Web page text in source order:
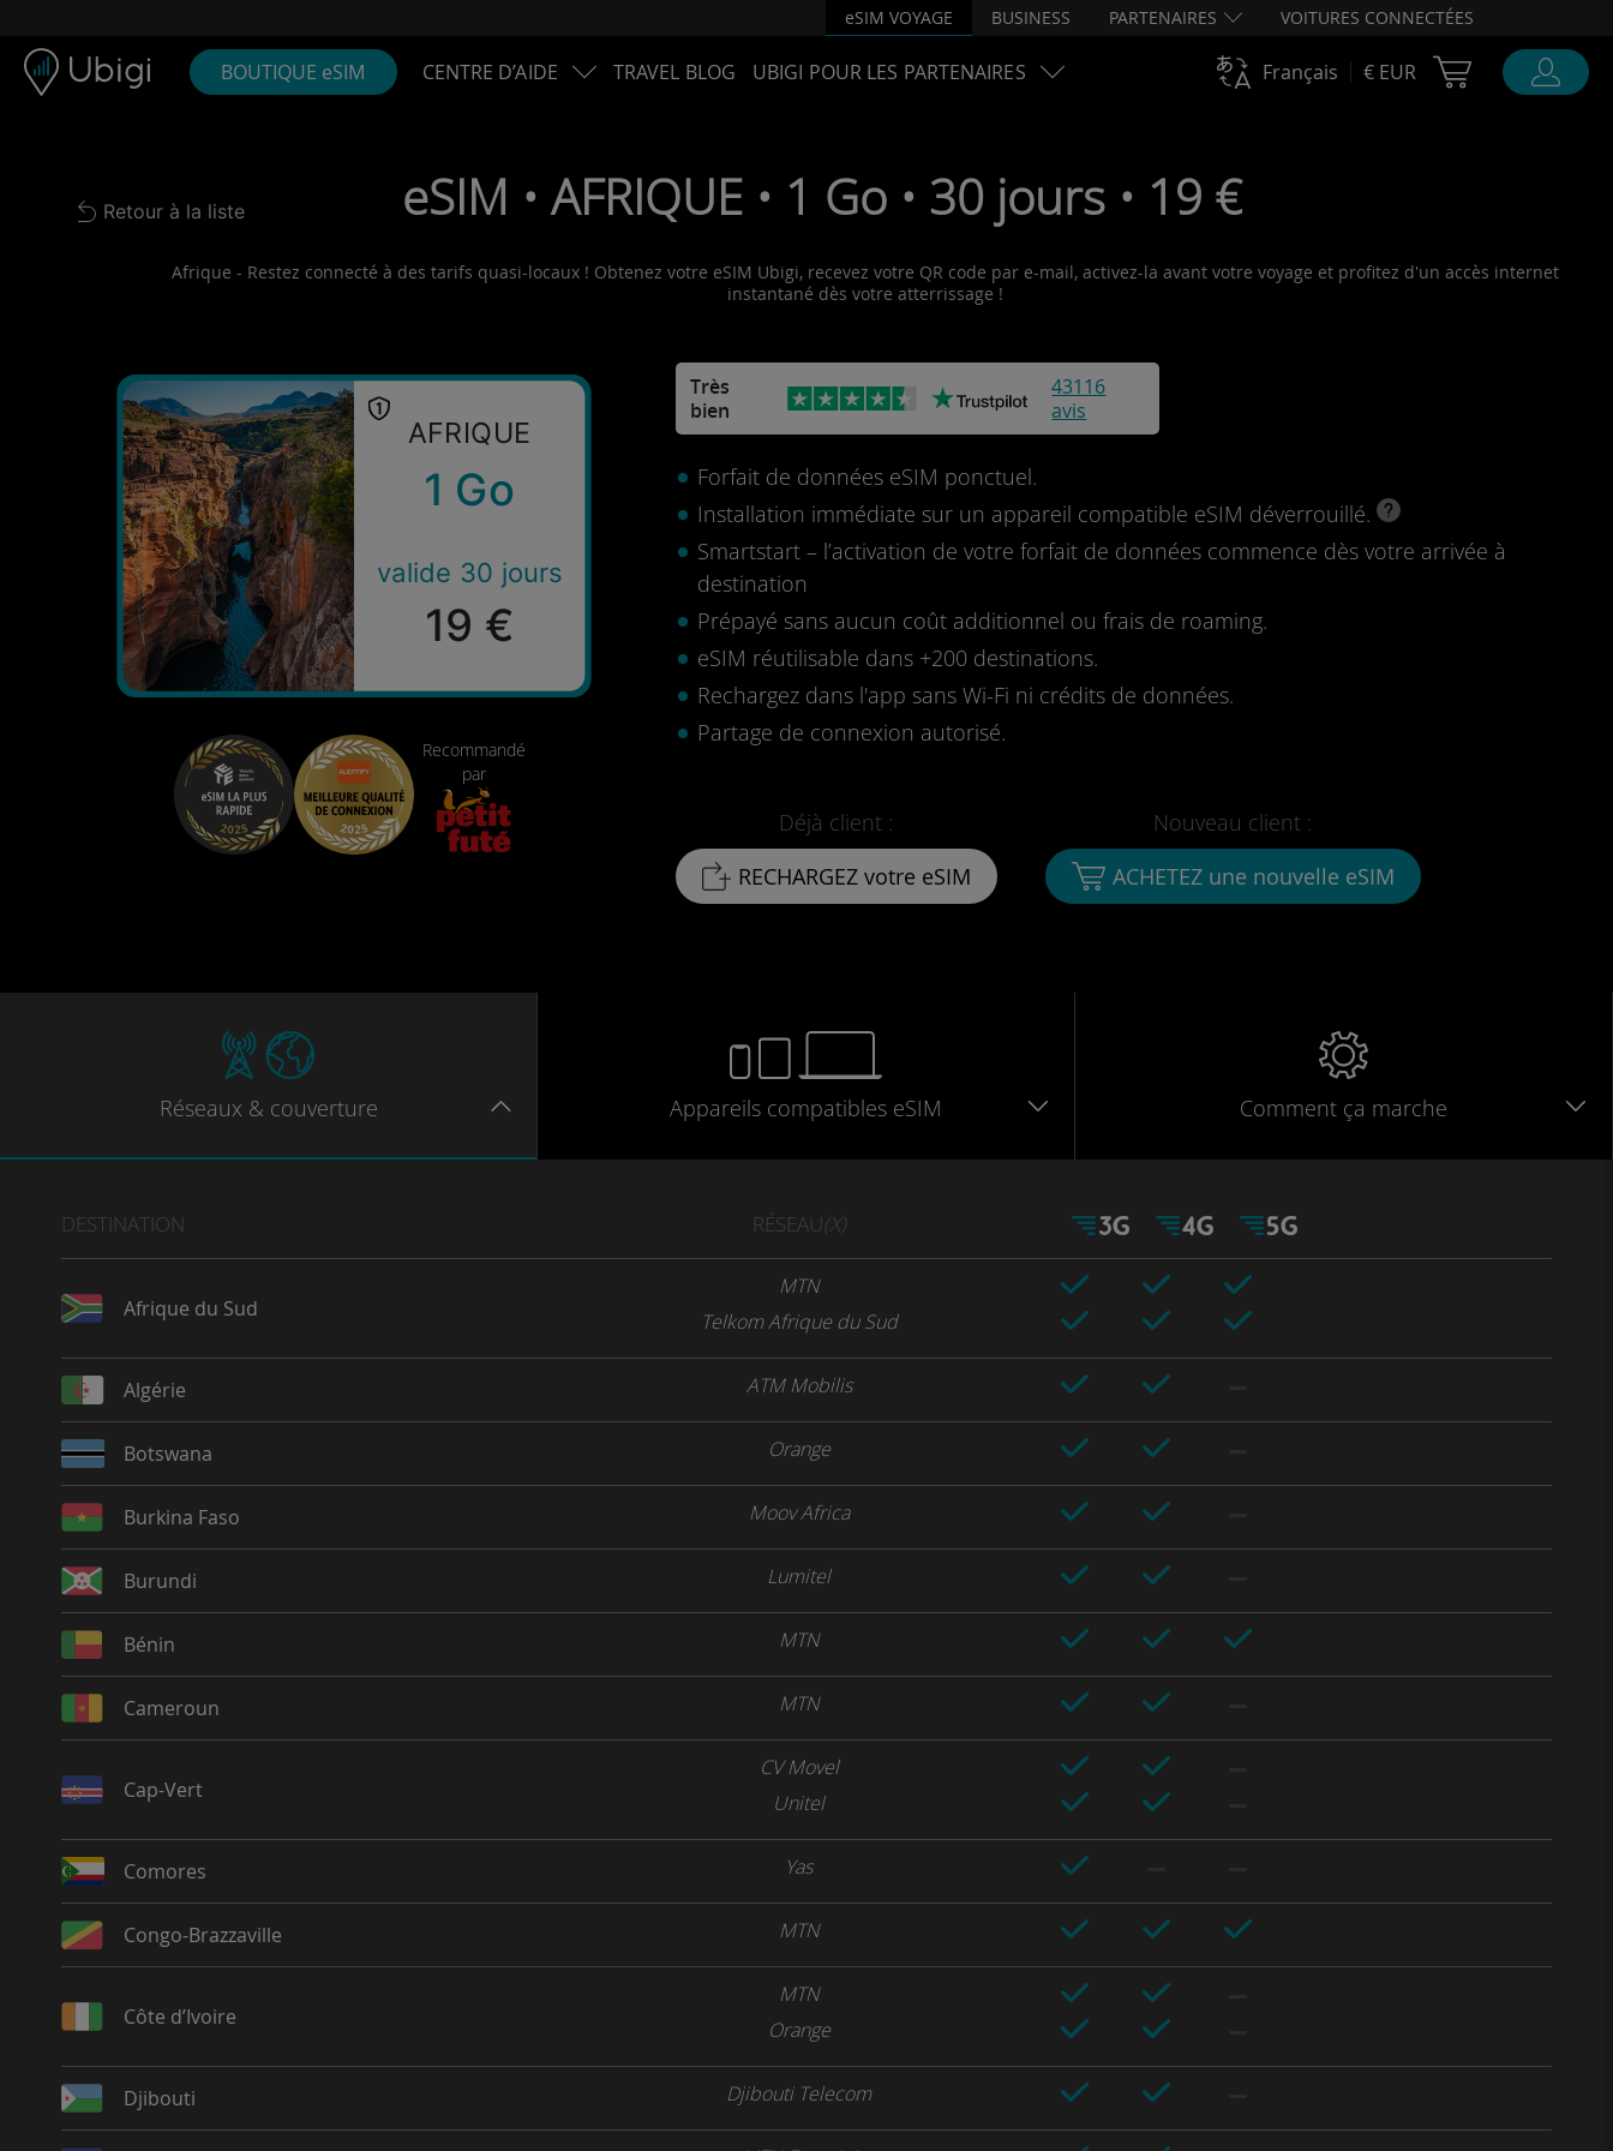
eSIM VOYAGE BUSINESS PARTENAIRES VOITURES CONNECTÉES
BOUTIQUE eSIM CENTRE D’AIDE TRAVEL BLOG UBIGI POUR LES PARTENAIRES Français € EUR Cart Ubigi
Back to list
Retour à la liste eSIM • AFRIQUE • 1 Go • 30 jours • 19 €
Afrique - Restez connecté à des tarifs quasi-locaux ! Obtenez votre eSIM Ubigi, recevez votre QR code par e-mail, activez-la avant votre voyage et profitez d'un accès internet
instantané dès votre atterrissage !
AFRIQUE
1 Go
valide 30 jours
19 €
Recommandé
par
Très
bien
43116
avis
Forfait de données eSIM ponctuel.
Installation immédiate sur un appareil compatible eSIM déverrouillé.
Smartstart – l’activation de votre forfait de données commence dès votre arrivée à
destination
Prépayé sans aucun coût additionnel ou frais de roaming.
eSIM réutilisable dans +200 destinations.
Rechargez dans l'app sans Wi-Fi ni crédits de données.
Partage de connexion autorisé.
Déjà client :
RECHARGEZ votre eSIM
Nouveau client :
ACHETEZ une nouvelle eSIM
Réseaux & couverture Appareils compatibles eSIM Comment ça marche
DESTINATION RÉSEAU(X)
Afrique du Sud
MTN
Telkom Afrique du Sud
Algérie ATM Mobilis
Botswana Orange
Burkina Faso Moov Africa
Burundi Lumitel
Bénin MTN
Cameroun MTN
Cap-Vert
CV Movel
Unitel
Comores Yas
Congo-Brazzaville MTN
Côte d’Ivoire
MTN
Orange
Djibouti Djibouti Telecom